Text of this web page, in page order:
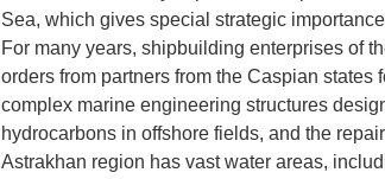
Sea, which gives special strategic
For many years, shipbuilding enterprises of
orders from partners from the Caspian
complex marine engineering structures
hydrocarbons in offshore fields, and the
Astrakhan region has vast water areas,